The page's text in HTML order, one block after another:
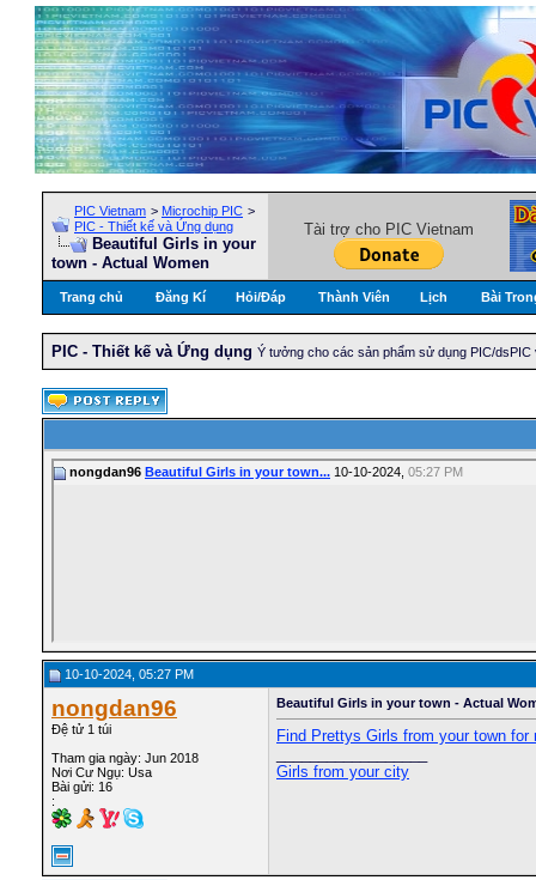
PIC Vietnam > Microchip PIC >
PIC - Thiết kế và Ứng dụng
Beautiful Girls in your
town - Actual Women
Tài trợ cho PIC Vietnam
Trang chủ Đăng Kí Hỏi/Ðáp Thành Viên Lịch Bài
PIC - Thiết kế và Ứng dụng Ý tưởng cho các sản phẩm sử dụng PIC/
nongdan96 Beautiful Girls in your town... 10-10-2024, 05:27 PM
10-10-2024, 05:27 PM
nongdan96
Đệ tử 1 túi
Tham gia ngày: Jun 2018
Nơi Cư Ngụ: Usa
Bài gửi: 16
:
Beautiful Girls in your town - Actual
Find Prettys Girls from your town for
Girls from your city